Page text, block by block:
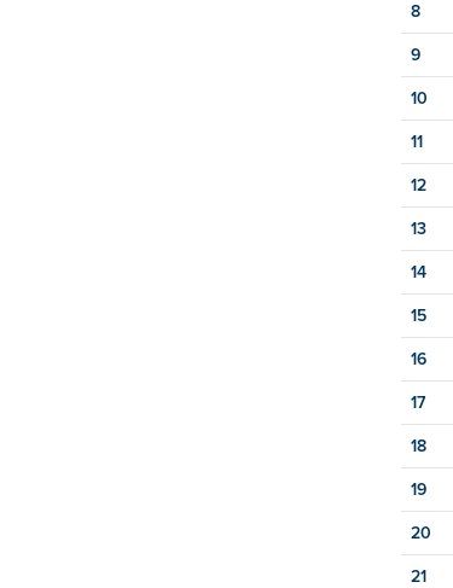
8
9
10
11
12
13
14
15
16
17
18
19
20
21